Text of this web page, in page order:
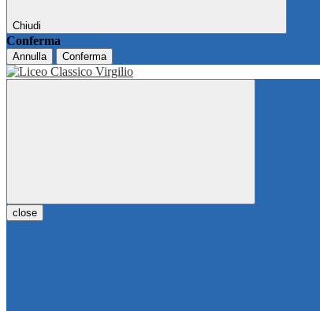
Chiudi
Conferma
Annulla Conferma
close